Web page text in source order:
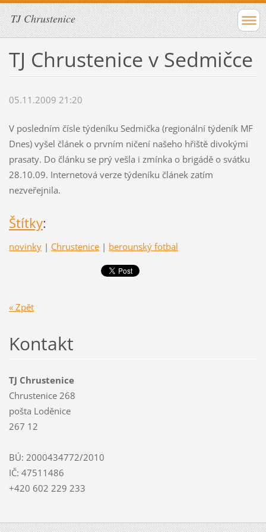
TJ Chrustenice
TJ Chrustenice v Sedmičce
05.11.2009 21:20
V posledním čísle týdeníku Sedmička (regionální týdeník MF
Dnes) vyšel článek o prvním ničení našeho hřiště divokými
prasaty. Do článku se prý vešla i zmínka o brigádě o svátku
28.10.09. Internetová verze týdeníku článek zatím
nezveřejnila.
Štítky:
novinky | Chrustenice | berounský fotbal
« Zpět
Kontakt
TJ Chrustenice
Chrustenice 268
pošta Loděnice
267 12
BÚ: 2000434772/2010
IČ: 47511486
+420 602 229 233